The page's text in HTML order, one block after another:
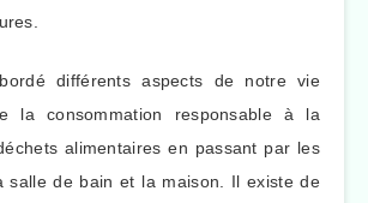
différents aspects de notre vie
la consommation responsable à la
alimentaires en passant par les
salle de bain et la maison. Il existe de